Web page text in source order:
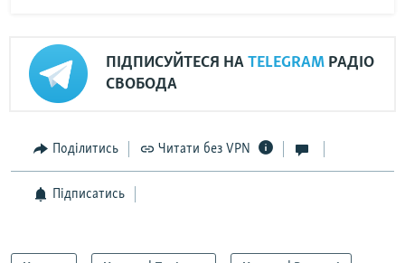
ПІДПИСУЙТЕСЯ НА TELEGRAM РАДІО
СВОБОДА
Поділитись Читати без VPN
Підписатись